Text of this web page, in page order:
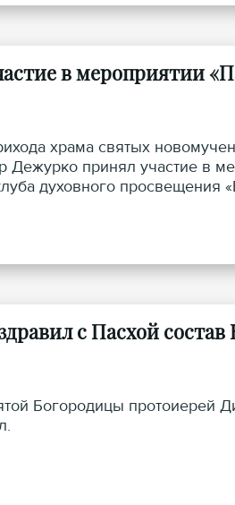
в мероприятии
храма святых
принял участие в
духовного просвещения
с Пасхой
Богородицы протоиерей